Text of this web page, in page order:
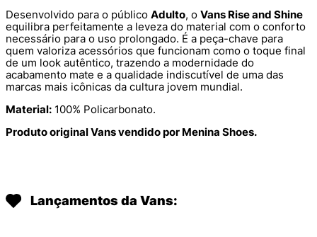
Desenvolvido para o público Adulto, o Vans Rise and Shine
equilibra perfeitamente a leveza do material com o conforto
necessário para o uso prolongado. É a peça-chave para
quem valoriza acessórios que funcionam como o toque final
de um look autêntico, trazendo a modernidade do
acabamento mate e a qualidade indiscutível de uma das
marcas mais icônicas da cultura jovem mundial.
Material: 100% Policarbonato.
Produto original Vans vendido por Menina Shoes.
Lançamentos da Vans: